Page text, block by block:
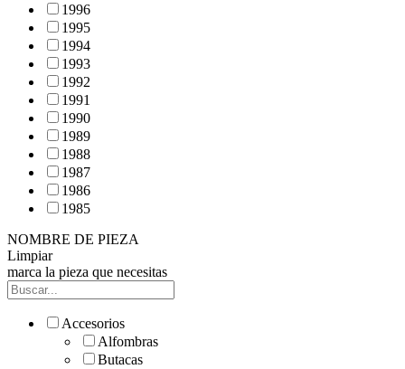
1996
1995
1994
1993
1992
1991
1990
1989
1988
1987
1986
1985
NOMBRE DE PIEZA
Limpiar
marca la pieza que necesitas
Accesorios
Alfombras
Butacas